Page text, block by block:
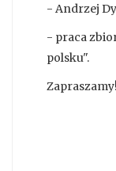
- Andrzej
- praca
polsku".
Zapraszamy!